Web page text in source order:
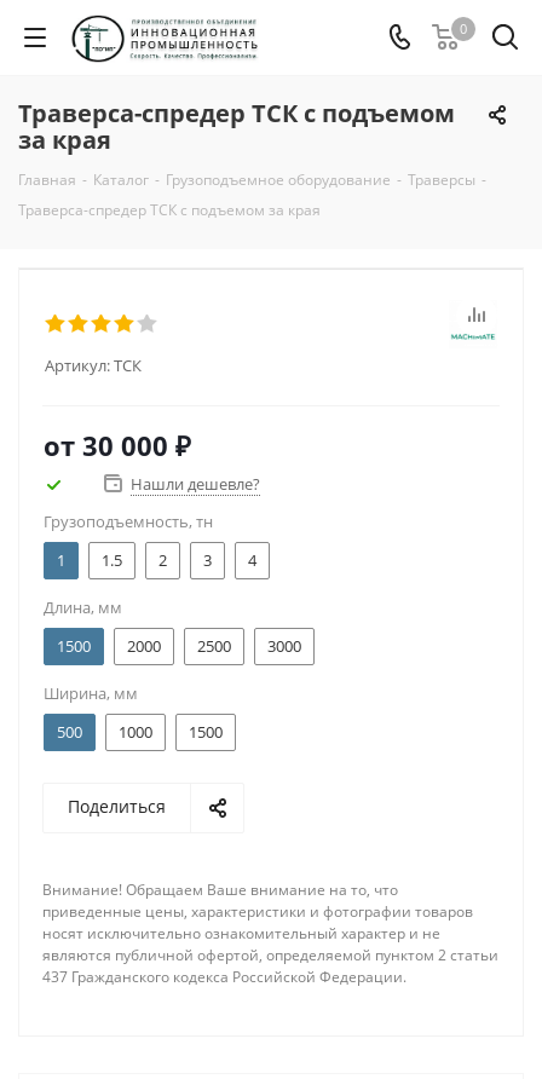
0
Траверса-спредер ТСК с подъемом
за края
Главная - Каталог - Грузоподъемное оборудование - Траверсы -
Траверса-спредер ТСК с подъемом за края
Артикул:ТСК
от 30 000 ₽
Нашли дешевле?
Грузоподъемность, тн
1
1.5 2 3 4
Длина, мм
1500
2000 2500 3000
Ширина, мм
500
1000 1500
Поделиться
Внимание! Обращаем Ваше внимание на то, что
приведенные цены, характеристики и фотографии товаров
носят исключительно ознакомительный характер и не
являются публичной офертой, определяемой пунктом 2 статьи
437 Гражданского кодекса Российской Федерации.